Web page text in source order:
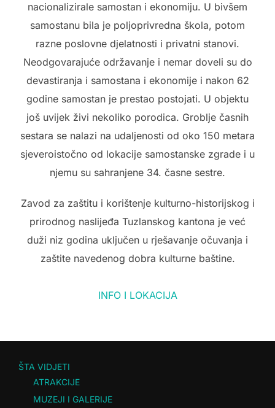
nacionalizirale samostan i ekonomiju. U bivšem
samostanu bila je poljoprivredna škola, potom
razne poslovne djelatnosti i privatni stanovi.
Neodgovarajuće održavanje i nemar doveli su do
devastiranja i samostana i ekonomije i nakon 62
godine samostan je prestao postojati. U objektu
još uvijek živi nekoliko porodica. Groblje časnih
sestara se nalazi na udaljenosti od oko 150 metara
sjeveroistočno od lokacije samostanske zgrade i u
njemu su sahranjene 34. časne sestre.
Zavod za zaštitu i korištenje kulturno-historijskog i
prirodnog naslijeđa Tuzlanskog kantona je već
duži niz godina uključen u rješavanje očuvanja i
zaštite navedenog dobra kulturne baštine.
INFO I LOKACIJA
ŠTA VIDJETI
ATRAKCIJE
MUZEJI I GALERIJE